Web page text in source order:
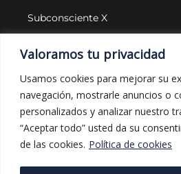
Valoramos tu privacidad
Usamos cookies para mejorar su
navegación, mostrarle anuncios o
personalizados y analizar nuestro
“Aceptar todo” usted da su
de las cookies. Política de cookies
Subconsciente X
LEGAL Y PROTECCIÓN
Aviso legal
Política de privacidad
Política de cookies